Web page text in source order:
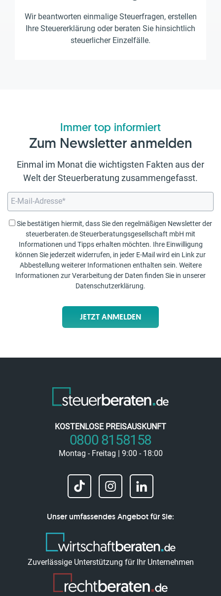
Wir beantworten einmalige Steuerfragen, erstellen
Ihre Steuererklärung oder beraten Sie hinsichtlich
steuerlicher Einzelfälle.
Immer top informiert
Zum Newsletter anmelden
Einmal im Monat die wichtigsten Fakten aus der
Welt der Steuerberatung zusammengefasst.
Sie bestätigen hiermit, dass Sie den regelmäßigen Newsletter der
steuerberaten.de Steuerberatungsgesellschaft mbH mit
Informationen und Tipps erhalten möchten. Ihre Einwilligung
können Sie jederzeit widerrufen, in jeder E-Mail wird ein Link zur
Abbestellung weiterer Informationen enthalten sein. Weitere
Informationen zur Verarbeitung der Daten finden Sie in unserer
Datenschutzerklärung.
JETZT ANMELDEN
KOSTENLOSE PREISAUSKUNFT
0800 8158158
Montag - Freitag | 9:00 - 18:00
Unser umfassendes Angebot für Sie:
Zuverlässige Unterstützung für Ihr Unternehmen